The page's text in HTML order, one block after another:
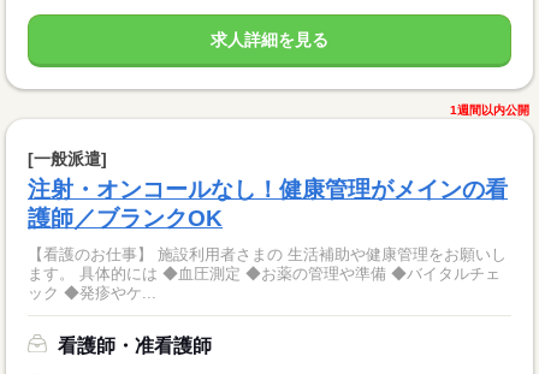
求人詳細を見る
1週間以内公開
[一般派遣]
注射・オンコールなし！健康管理がメインの看
護師／ブランクOK
【看護のお仕事】 施設利用者さまの 生活補助や健康管理をお願いし
ます。 具体的には ◆血圧測定 ◆お薬の管理や準備 ◆バイタルチェ
ック ◆発疹やケ...
看護師・准看護師